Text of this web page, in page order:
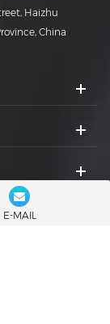
Haizhu
China
E-MAIL